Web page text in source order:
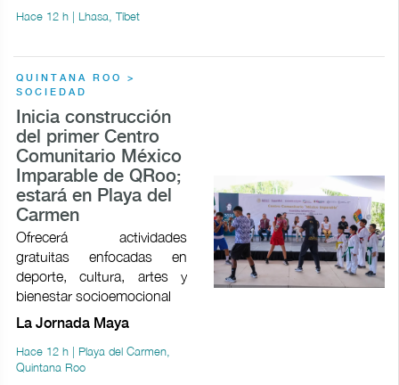
Hace 12 h | Lhasa, Tíbet
QUINTANA ROO >
SOCIEDAD
Inicia construcción
del primer Centro
Comunitario México
Imparable de QRoo;
estará en Playa del
Carmen
Ofrecerá actividades
gratuitas enfocadas en
deporte, cultura, artes y
bienestar socioemocional
La Jornada Maya
Hace 12 h | Playa del Carmen,
Quintana Roo